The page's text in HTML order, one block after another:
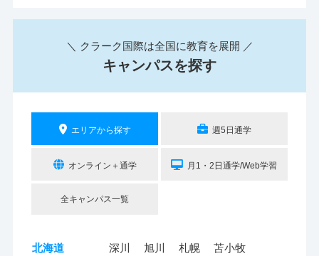
＼ クラーク国際は全国に教育を展開 ／
キャンパスを探す
エリアから探す 週5日通学
オンライン＋通学 月1・2日通学/Web学習
全キャンパス一覧
北海道 深川 旭川 札幌 苫小牧